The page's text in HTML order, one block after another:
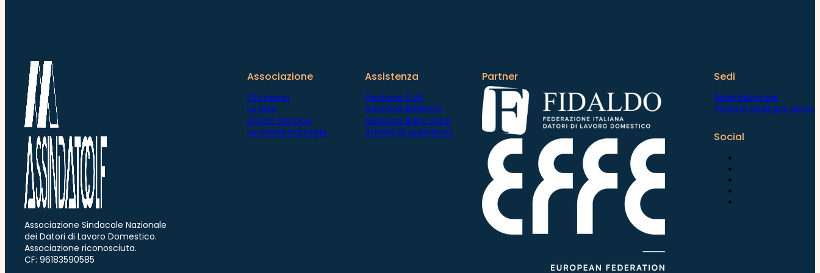
Associazione Sindacale Nazionale
dei Datori di Lavoro Domestico.
Associazione riconosciuta.
CF: 96183590585
Associazione
Chi siamo
La rete
Ufficio Stampa
Le nostre battaglie
Assistenza
Gestione Colf
Gestione Badante
Gestione Baby Sitter
Attività di assistenza
Partner Sedi
Sede Nazionale
Trova la sede più vicina
Social